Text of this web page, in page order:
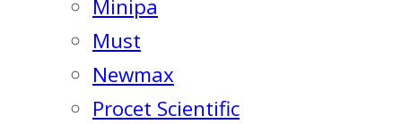
Minipa
Must
Newmax
Procet Scientific